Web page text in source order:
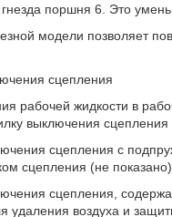
поршня 6. Это
модели позволяет
сцепления
рабочей жидкости в
выключения сцепления
сцепления с
сцепления (не показано).
сцепления,
удаления воздуха и